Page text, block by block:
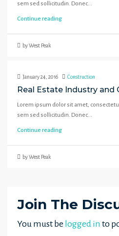
sem sed sollicitudin. Donec...
Continue reading
by West Peak
January 24, 2016 Construction
Real Estate Industry
Lorem ipsum dolor sit amet,
sem sed sollicitudin. Donec...
Continue reading
by West Peak
Join The
You must be logged in to